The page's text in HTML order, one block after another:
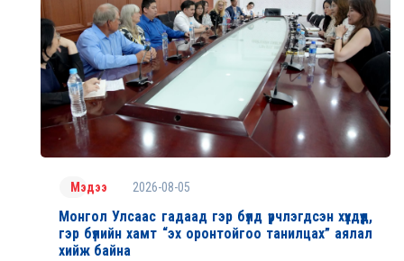
Мэдээ 2026-08-05
Монгол Улсаас гадаад гэр бүлд үрчлэгдсэн хүүхдүүд,
гэр бүлийн хамт “эх оронтойгоо танилцах” аялал
хийж байна